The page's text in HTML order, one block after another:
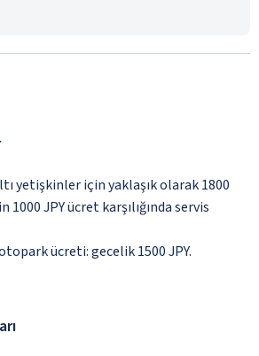
yetişkinler için yaklaşık olarak 1800
1000 JPY ücret karşılığında servis
ücreti: gecelik 1500 JPY.